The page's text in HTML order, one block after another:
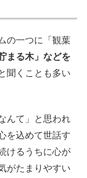
の一つに「観葉
まる木」などを
と聞くことも多い
んて」と思われ
を込めて世話す
けるうちに心が
がたまりやすい